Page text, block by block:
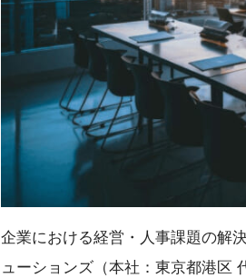
企業における経営・人事課題の解
ューションズ（本社：東京都港区